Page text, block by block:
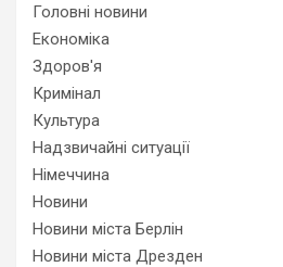
Головні новини
Економіка
Здоров'я
Кримінал
Культура
Надзвичайні ситуації
Німеччина
Новини
Новини міста Берлін
Новини міста Дрезден